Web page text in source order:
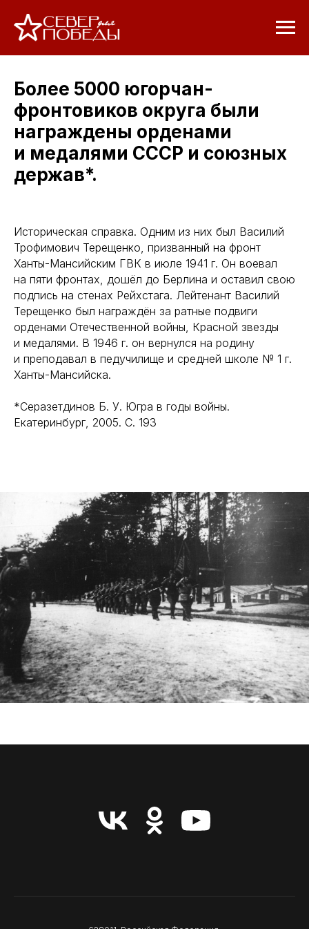
Более 5000 югорчан-
фронтовиков округа были
награждены орденами
и медалями СССР и союзных
держав*.
Историческая справка. Одним из них был Василий
Трофимович Терещенко, призванный на фронт
Ханты-Мансийским ГВК в июле 1941 г. Он воевал
на пяти фронтах, дошёл до Берлина и оставил свою
подпись на стенах Рейхстага. Лейтенант Василий
Терещенко был награждён за ратные подвиги
орденами Отечественной войны, Красной звезды
и медалями. В 1946 г. он вернулся на родину
и преподавал в педучилище и средней школе № 1 г.
Ханты-Мансийска.
*Серазетдинов Б. У. Югра в годы войны.
Екатеринбург, 2005. С. 193